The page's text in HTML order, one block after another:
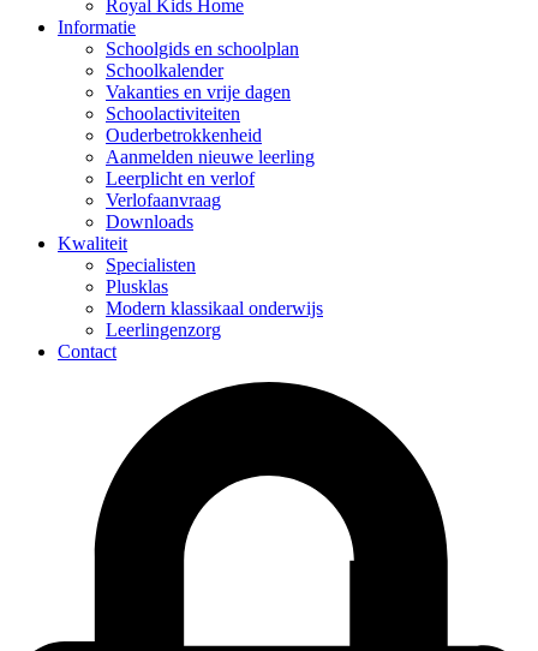
Royal Kids Home
Informatie
Schoolgids en schoolplan
Schoolkalender
Vakanties en vrije dagen
Schoolactiviteiten
Ouderbetrokkenheid
Aanmelden nieuwe leerling
Leerplicht en verlof
Verlofaanvraag
Downloads
Kwaliteit
Specialisten
Plusklas
Modern klassikaal onderwijs
Leerlingenzorg
Contact